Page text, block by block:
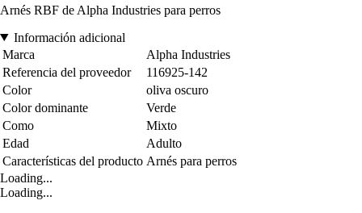
Arnés RBF de Alpha Industries para perros
Información adicional
Marca
Alpha Industries
Referencia del proveedor
116925-142
Color
oliva oscuro
Color dominante
Verde
Como
Mixto
Edad
Adulto
Características del producto Arnés para perros
Loading...
Loading...